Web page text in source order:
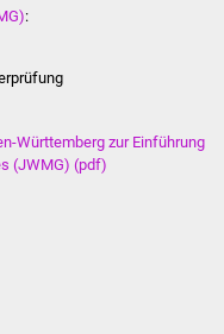
:
Württemberg zur Einführung
(JWMG) (pdf)